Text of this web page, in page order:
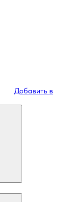
Добавить в